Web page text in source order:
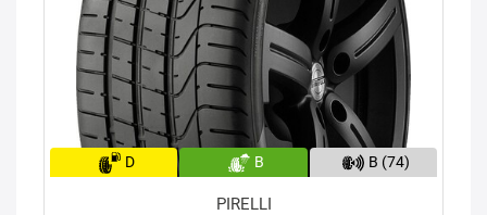
D B B (74)
PIRELLI